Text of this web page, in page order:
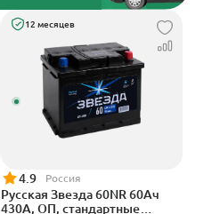
12 месяцев
4.9 Россия
Русская Звезда 60NR 60Ач
430А, ОП, стандартные